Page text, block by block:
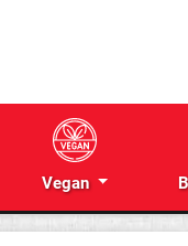
Vegan